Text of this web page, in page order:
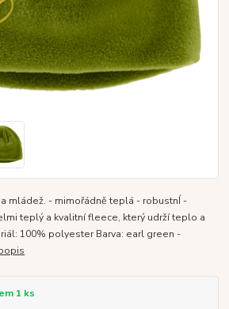
mládež. - mimořádně teplá - robustnÍ -
teplý a kvalitní fleece, který udrží teplo a
100% polyester Barva: earl green -
1 ks